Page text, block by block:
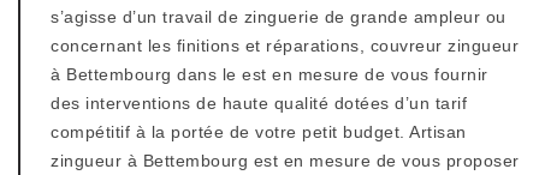
s’agisse d’un travail de zinguerie de grande ampleur ou
concernant les finitions et réparations, couvreur zingueur
à Bettembourg dans le est en mesure de vous fournir
des interventions de haute qualité dotées d’un tarif
compétitif à la portée de votre petit budget. Artisan
zingueur à Bettembourg est en mesure de vous proposer